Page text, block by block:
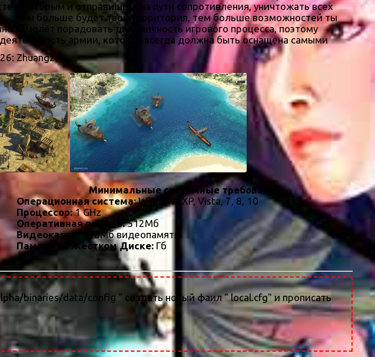
с которым и отправишься на пути сопротивления, уничтожать всех
Чем больше будет твоя территория, тем больше возможностей ты
самолёт порадовать динамичность игрового процесса, поэтому
армии, которая всегда должна быть оснащена самыми
Zhuangzi
Минимальные системные требования
Операционная система:Windows XP, Vista, 7, 8, 10
Процессор:1 GHz
Оперативная память:512Мб
Видеокарта:
128Мб видеопамяти
Памяти на Жестком Диске: Гб
binaries/data/config " создать новый фаил " local.cfg" и прописать